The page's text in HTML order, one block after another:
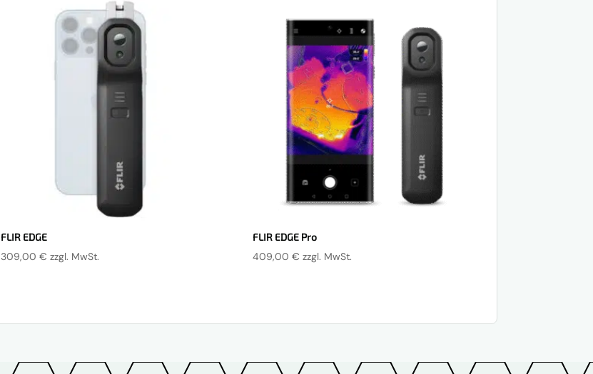
FLIR EDGE
309,00 € zzgl. MwSt.
FLIR EDGE Pro
409,00€ zzgl. MwSt.